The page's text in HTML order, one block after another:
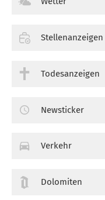
Stellenanzeigen
Todesanzeigen
Newsticker
Verkehr
Dolomiten